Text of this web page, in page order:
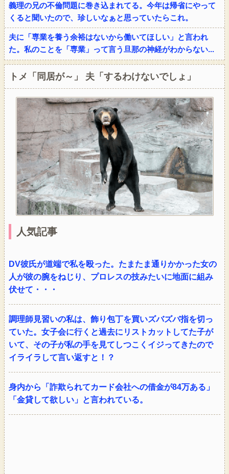
義理の兄の不倫問題に巻き込まれてる。今年は帰省にやって
くると聞いたので、珍しいなぁと思っていたらこれ。
夫に「専業を養う余裕はないから働いてほしい」と言われ
た。私のことを「専業」って言う旦那の神経がわからない...
トメ「同居が～」 夫「するわけないでしょ」
人気記事
DV彼氏が道端で私を殴った。たまたま通りかかった女の
人が彼の腕をねじり、プロレスの技みたいに地面に組み
伏せて・・・
調理師見習いの私は、飾り包丁を買いズバズバ指を切っ
ていた。女子会に行くと過去にリストカットしてた子が
いて、その子が私の手を見てしつこくイジってきたので
イライラして言い返すと！？
身内から「詐欺られてカード会社への借金が84万ある」
「金貸して欲しい」と言われている。